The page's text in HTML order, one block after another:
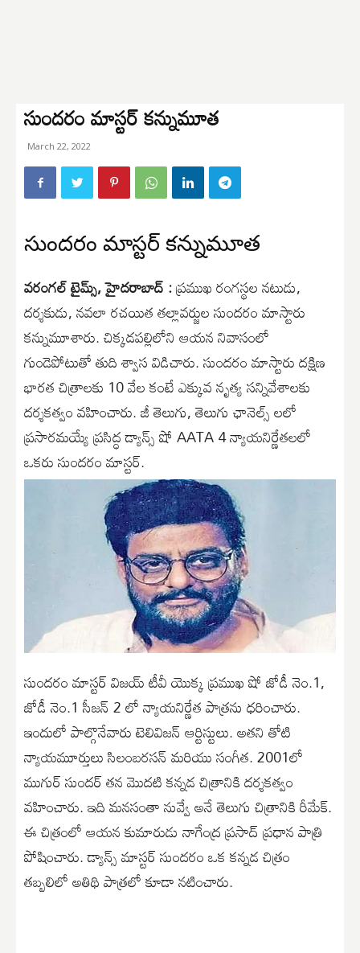
సుందరం మాస్టర్ కన్నుమూత
March 22, 2022
సుందరం మాస్టర్ కన్నుమూత
వరంగల్ టైమ్స్, హైదరాబాద్ :ప్రముఖ రంగస్థల నటుడు,
దర్శకుడు, నవలా రచయిత తల్లావర్జుల సుందరం మాస్టారు
కన్నుమూశారు. చిక్కడపల్లిలోని ఆయన నివాసంలో
గుండెపోటుతో తుది శ్వాస విడిచారు. సుందరం మాస్టారు దక్షిణ
భారత చిత్రాలకు 10 వేల కంటే ఎక్కువ నృత్య సన్నివేశాలకు
దర్శకత్వం వహించారు. జీ తెలుగు, తెలుగు ఛానెల్స్ లలో
ప్రసారమయ్యే ప్రసిద్ధ డ్యాన్స్ షో AATA 4 న్యాయనిర్ణేతలలో
ఒకరు సుందరం మాస్టర్.
సుందరం మాస్టర్ విజయ్ టీవీ యొక్క ప్రముఖ షో జోడీ నెం.1,
జోడీ నెం.1 సీజన్ 2 లో న్యాయనిర్ణేత పాత్రను ధరించారు.
ఇందులో పాల్గొనేవారు టెలివిజన్ ఆర్టిస్టులు. అతని తోటి
న్యాయమూర్తులు సిలంబరసన్ మరియు సంగీత. 2001లో
ముగుర్ సుందర్ తన మొదటి కన్నడ చిత్రానికి దర్శకత్వం
వహించారు. ఇది మనసంతా నువ్వే అనే తెలుగు చిత్రానికి రీమేక్.
ఈ చిత్రంలో ఆయన కుమారుడు నాగేంద్ర ప్రసాద్ ప్రధాన పాత్రి
పోషించారు. డ్యాన్స్ మాస్టర్ సుందరం ఒక కన్నడ చిత్రం
తబ్బలిలో అతిథి పాత్రలో కూడా నటించారు.